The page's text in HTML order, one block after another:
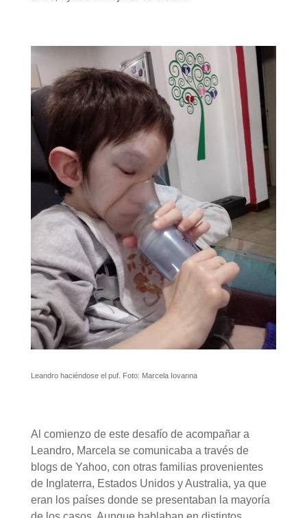
Leandro haciéndose el puf. Foto: Marcela Iovanna
Al comienzo de este desafío de acompañar a
Leandro, Marcela se comunicaba a través de
blogs de Yahoo, con otras familias provenientes
de Inglaterra, Estados Unidos y Australia, ya que
eran los países donde se presentaban la mayoría